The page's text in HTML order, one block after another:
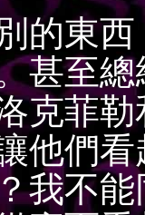
東西
甚至
克菲
他們
我不